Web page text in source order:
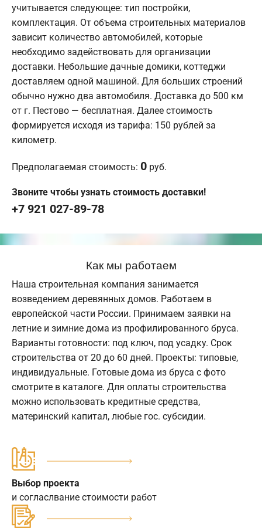
учитывается следующее: тип постройки,
комплектация. От объема строительных материалов
зависит количество автомобилей, которые
необходимо задействовать для организации
доставки. Небольшие дачные домики, коттеджи
доставляем одной машиной. Для больших строений
обычно нужно два автомобиля. Доставка до 500 км
от г. Пестово — бесплатная. Далее стоимость
формируется исходя из тарифа: 150 рублей за
километр.
Предполагаемая стоимость: 0 руб.
Звоните чтобы узнать стоимость доставки!
+7 921 027-89-78
Как мы работаем
Наша строительная компания занимается
возведением деревянных домов. Работаем в
европейской части России. Принимаем заявки на
летние и зимние дома из профилированного бруса.
Варианты готовности: под ключ, под усадку. Срок
строительства от 20 до 60 дней. Проекты: типовые,
индивидуальные. Готовые дома из бруса с фото
смотрите в каталоге. Для оплаты строительства
можно использовать кредитные средства,
материнский капитал, любые гос. субсидии.
Выбор проекта
и согласлвание стоимости работ